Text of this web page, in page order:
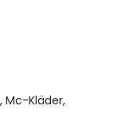
Mc-Kläder